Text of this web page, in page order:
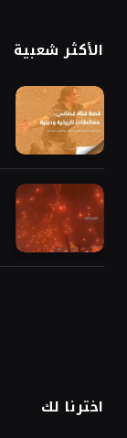
الأكثر شعبية
اخترنا لك